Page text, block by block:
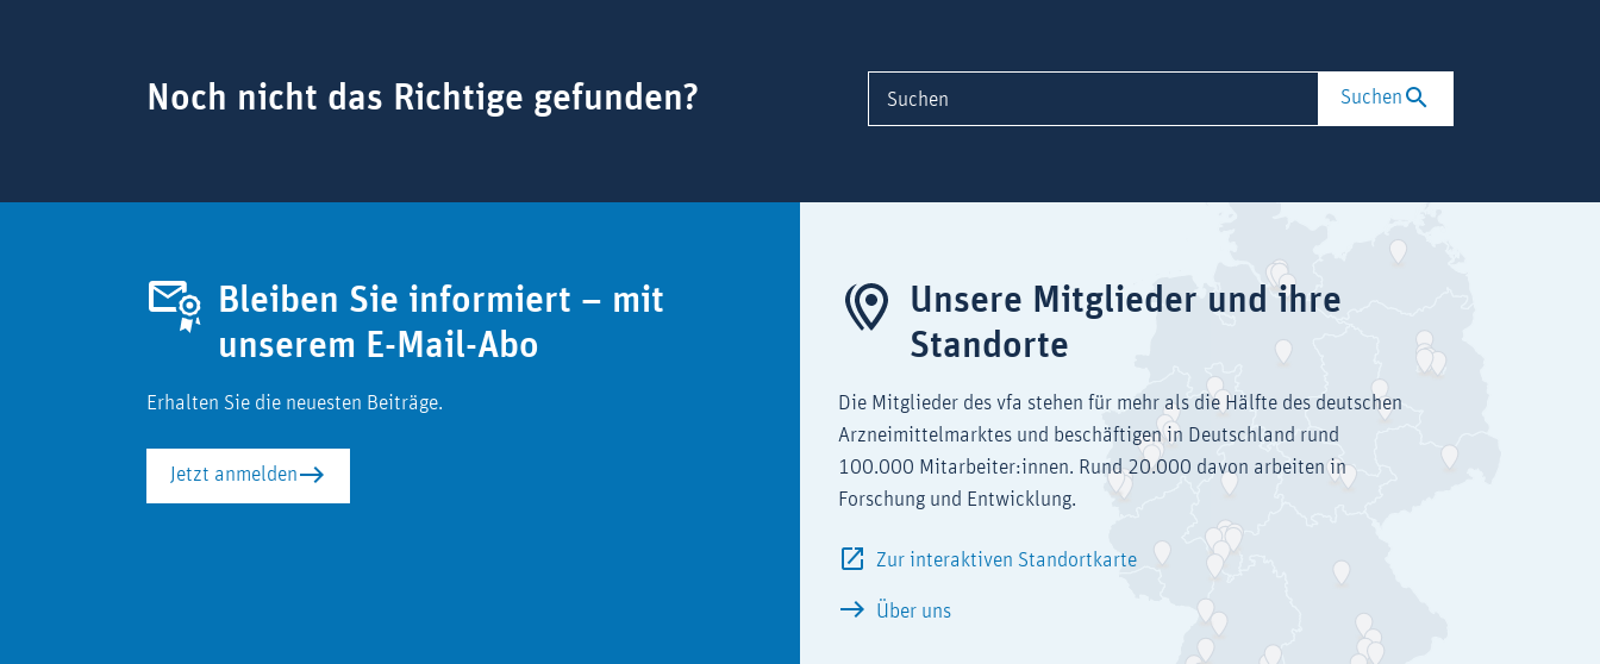
Noch nicht das Richtige gefunden? Suchen Suchen
Bleiben Sie informiert – mit
unserem E-Mail-Abo
Erhalten Sie die neuesten Beiträge.
Jetzt anmelden
Unsere Mitglieder und ihre
Standorte
Die Mitglieder des vfa stehen für mehr als die Hälfte des deutschen
Arzneimittelmarktes und beschäftigen in Deutschland rund
100.000 Mitarbeiter:innen. Rund 20.000 davon arbeiten in
Forschung und Entwicklung.
Zur interaktiven Standortkarte
Über uns